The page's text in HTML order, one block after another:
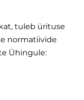
tuleb ürituse
normatiivide
Ühingule: